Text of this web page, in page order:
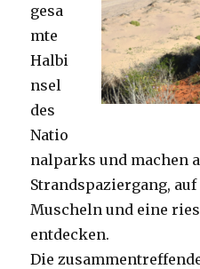
gesa
mte
Halbi
nsel
des
Natio
nalparks und machen
Strandspaziergang,
Muscheln und eine
entdecken.
Die